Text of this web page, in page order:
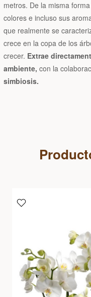
metros. De la misma
colores e incluso sus
que realmente se
crece en la copa de los
crecer. Extrae
ambiente, con la
simbiosis.